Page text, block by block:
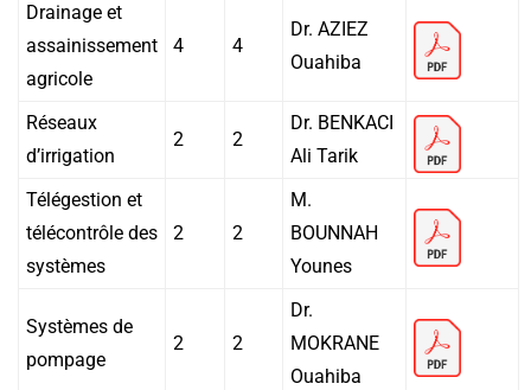
Drainage et
assainissement
agricole
4 4
Dr. AZIEZ
Ouahiba
Réseaux
d’irrigation
2 2
Dr. BENKACI
Ali Tarik
Télégestion et
télécontrôle des
systèmes
2 2
M.
BOUNNAH
Younes
Systèmes de
pompage
2 2
Dr.
MOKRANE
Ouahiba